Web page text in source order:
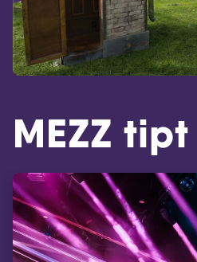
MEZZ tipt